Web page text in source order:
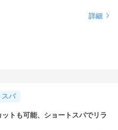
詳細
スパ
トも可能、ショートスパでリラ